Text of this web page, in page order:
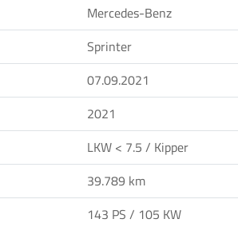
Mercedes-Benz
Sprinter
07.09.2021
2021
LKW < 7.5 / Kipper
39.789 km
143 PS / 105 KW